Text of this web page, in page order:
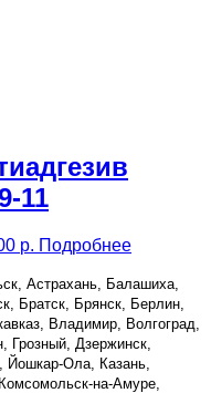
11
р. Price
4
715,10 р.
through
212
954,00 р.
Подробнее
Астрахань, Балашиха,
Братск, Брянск, Берлин,
Владимир, Волгоград,
Грозный, Дзержинск,
Йошкар-Ола, Казань,
на-Амуре,